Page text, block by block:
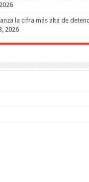
la cifra más alta de
2026